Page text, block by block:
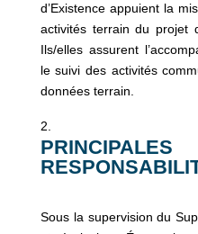
d’Existence appuient la
activités terrain du projet
Ils/elles assurent
le suivi des activités
données terrain.
PRINCIPALES
Sous la supervision du